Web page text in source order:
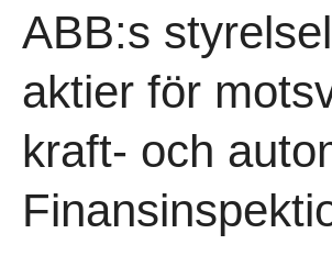
ABB:s
aktier för
kraft- och